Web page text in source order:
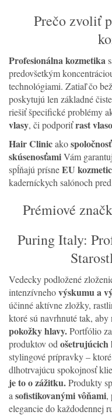
Prečo zvoliť
Profesionálna kozmetika
predovšetkým
technológiami. Zatiaľ čo
poskytujú len základné
riešiť špecifické problémy
vlasy, či podporiťrast
Hair Clinicako
skúsenosťamiVám
spĺňajú prísneEU
kaderníckych salónoch
Prémiové
Puring Italy:
Vedecky podložené
intenzívnehovýskumu a
účinné aktívne zložky,
ktoré sú navrhnuté tak, aby
pokožky hlavy.Portfólio
produktov od
stylingové prípravky –
dlhotrvajúcu spokojnosť
je to o zážitku.Produkty
a sofistikovanými vôňami,
elegancie do každodennej